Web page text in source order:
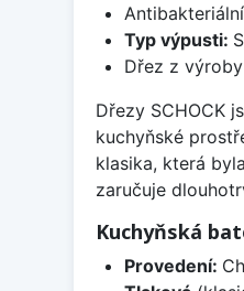
Typ výpusti:
Dřez z
Dřezy SCHOCK
kuchyňské
klasika, která
zaručuje
Kuchyňská
Provedení: